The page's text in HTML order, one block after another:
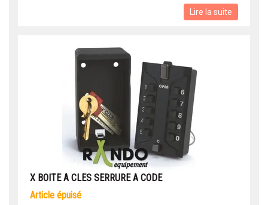
Lire la suite
X BOITE A CLES SERRURE A CODE
article épuisé